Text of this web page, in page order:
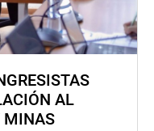
AL
MINAS